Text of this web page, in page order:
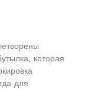
которая
для